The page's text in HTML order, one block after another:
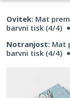
Ovitek: Mat
barvni tisk (4/4)
Notranjost: Mat
barvni tisk (4/4)